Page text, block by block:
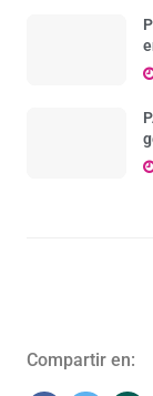
Compartir en: